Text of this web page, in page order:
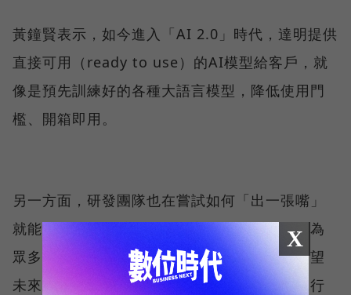
黃鐘賢表示，如今進入「AI 2.0」時代，達明提供
直接可用（ready to use）的AI模型給客戶，就
像是預先訓練好的各種大語言模型，降低使用門
檻、開箱即用。
另一方面，研發團隊也在嘗試如何「出一張嘴」
就能控制機械手臂，經由語言模型將口令拆解為
眾多子任務，進而辨識標的物、控制動作，期望
未來透過語言指令，便能指揮機械手臂自動執行
X